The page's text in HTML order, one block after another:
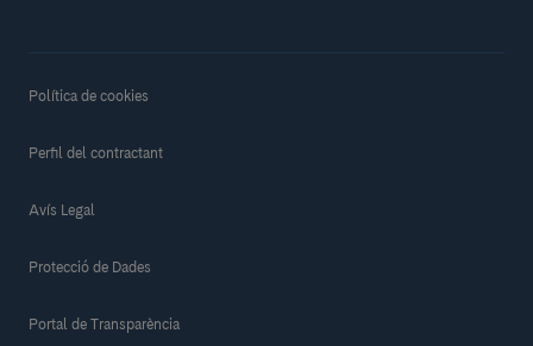
Política de cookies
Perfil del contractant
Avís Legal
Protecció de Dades
Portal de Transparència